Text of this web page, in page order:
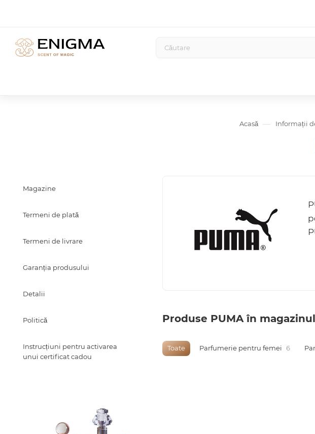
Acasă — Informații
Produse PUMA în
Toate Parfumerie pentru femei 6
Magazine
Termeni de plată
Termeni de livrare
Garanția produsului
Detalii
Politică
Instrucțiuni pentru activarea
unui certificat cadou